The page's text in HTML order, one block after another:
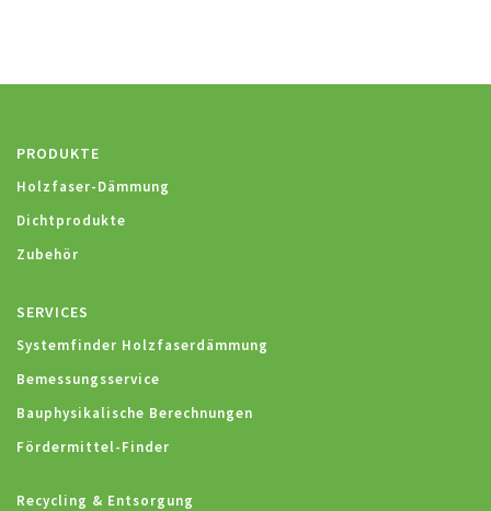
PRODUKTE
Holzfaser-Dämmung
Dichtprodukte
Zubehör
SERVICES
Systemfinder Holzfaserdämmung
Bemessungsservice
Bauphysikalische Berechnungen
Fördermittel-Finder
Recycling & Entsorgung